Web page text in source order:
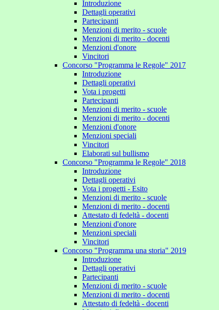
Introduzione
Dettagli operativi
Partecipanti
Menzioni di merito - scuole
Menzioni di merito - docenti
Menzioni d'onore
Vincitori
Concorso "Programma le Regole" 2017
Introduzione
Dettagli operativi
Vota i progetti
Partecipanti
Menzioni di merito - scuole
Menzioni di merito - docenti
Menzioni d'onore
Menzioni speciali
Vincitori
Elaborati sul bullismo
Concorso "Programma le Regole" 2018
Introduzione
Dettagli operativi
Vota i progetti - Esito
Menzioni di merito - scuole
Menzioni di merito - docenti
Attestato di fedeltà - docenti
Menzioni d'onore
Menzioni speciali
Vincitori
Concorso "Programma una storia" 2019
Introduzione
Dettagli operativi
Partecipanti
Menzioni di merito - scuole
Menzioni di merito - docenti
Attestato di fedeltà - docenti